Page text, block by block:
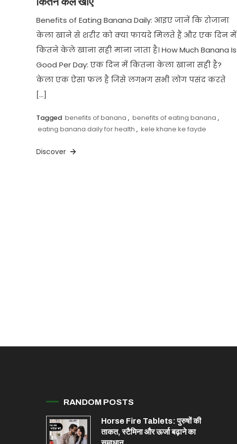
Benefits of Eating Banana Daily: आइए जानें कि रोजाना
केला खाने से शरीर को क्या फायदे मिलते हैं और एक दिन में
कितने केले खाना सही माना जाता है। How Much Banana Is
Good Per Day: एक दिन में कितना केला खाना सही है?
केला एक ऐसा फल है जिसे लगभग सभी लोग पसंद करते
[…]
Tagged benefits of banana , benefits of eating banana ,
eating banana daily for health , kele khane ke fayde
Discover
RANDOM POSTS
Horse Fire Tablets: पुरुषों की
ताकत, स्टैमिना और ऊर्जा बढ़ाने का